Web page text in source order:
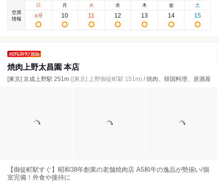
空席
情報
日
8/9
月
10
火
11
水
12
木
13
金
14
土
15
焼肉上野太昌園 本店
[東京] 京成上野駅 251m ([東京] 上野御徒町駅 151m) / 焼肉、韓国料理、居酒屋
【御徒町駅すぐ】昭和38年創業の老舗焼肉店 A5和牛の逸品が勢揃い/個
室完備！外食や接待に